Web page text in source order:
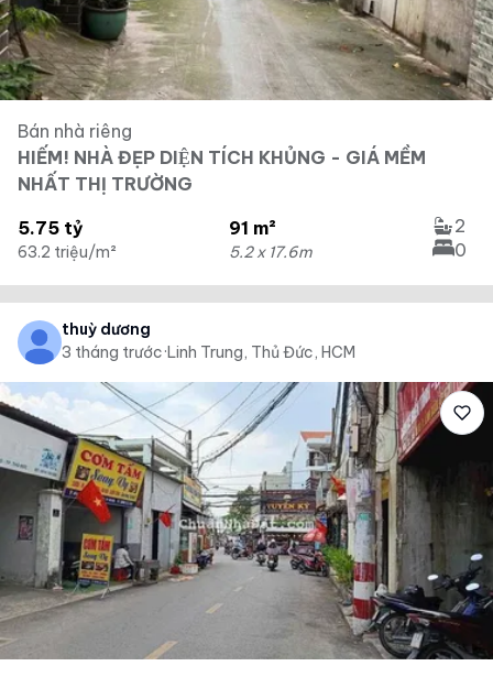
Bán nhà riêng
HIẾM! NHÀ ĐẸP DIỆN TÍCH KHỦNG - GIÁ MỀM
NHẤT THỊ TRƯỜNG
5.75 tỷ
63.2 triệu/m²
91 m²
5.2 x 17.6m
2
0
thuỳ dương
3 tháng trước·Linh Trung, Thủ Đức, HCM